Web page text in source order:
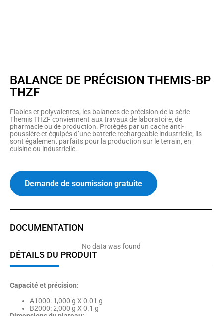
BALANCE DE PRÉCISION THEMIS-BP
THZF
Fiables et polyvalentes, les balances de précision de la série
Themis THZF conviennent aux travaux de laboratoire, de
pharmacie ou de production. Protégés par un cache anti-
poussière et équipés d’une batterie rechargeable industrielle, ils
sont également parfaits pour la production sur le terrain, en
cuisine ou industrielle.
Demande de soumission gratuite
DOCUMENTATION
No data was found
DÉTAILS DU PRODUIT
Capacité et précision:
A1000: 1,000 g X 0.01 g
B2000: 2,000 g X 0.1 g